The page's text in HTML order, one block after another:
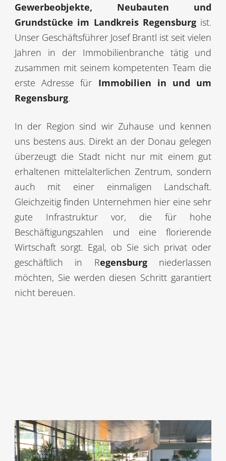
Gewerbeobjekte, Neubauten und
Grundstücke im Landkreis Regensburgist.
Unser Geschäftsführer Josef Brantl ist seit vielen
Jahren in der Immobilienbranche tätig und
zusammen mit seinem kompetenten Team die
erste Adresse für Immobilien in und um
Regensburg.
In der Region sind wir Zuhause und kennen
uns bestens aus. Direkt an der Donau gelegen
überzeugt die Stadt nicht nur mit einem gut
erhaltenen mittelalterlichen Zentrum, sondern
auch mit einer einmaligen Landschaft.
Gleichzeitig finden Unternehmen hier eine sehr
gute Infrastruktur vor, die für hohe
Beschäftigungszahlen und eine florierende
Wirtschaft sorgt. Egal, ob Sie sich privat oder
geschäftlich in Regensburgniederlassen
möchten, Sie werden diesen Schritt garantiert
nicht bereuen.